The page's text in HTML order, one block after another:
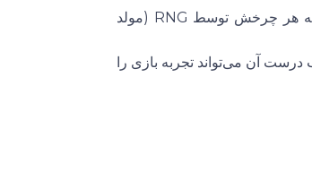
RNG (مولد
آن می‌تواند تجربه بازی را